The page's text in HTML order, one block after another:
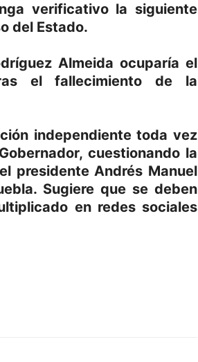
verificativo la siguiente
del Estado.
Almeida ocuparía el
el fallecimiento de la
independiente toda vez
cuestionando la
presidente Andrés Manuel
Sugiere que se deben
en redes sociales